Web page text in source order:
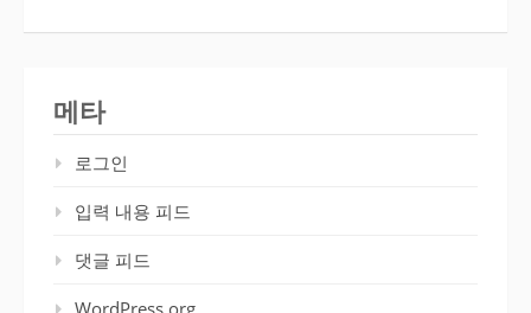
메타
로그인
입력 내용 피드
댓글 피드
WordPress.org